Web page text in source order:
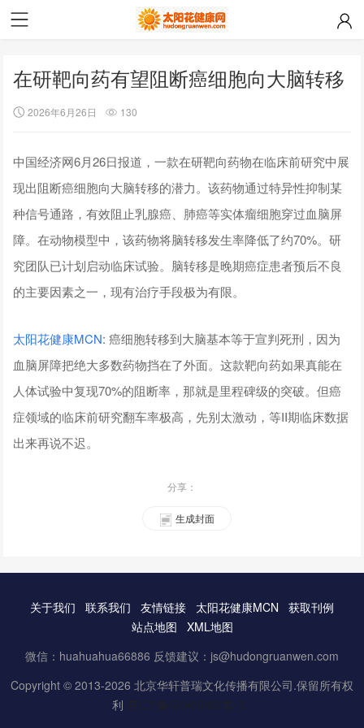
在研靶向药有望阻断癌细胞向大脑转移
2026年6月26日 130
中国经济网6月26日报道，一款在研靶向药物在临床前研究中展
现出阻断癌细胞向大脑转移的潜力。该药物通过特异性抑制某
种信号通路，有效阻止乳腺癌、肺癌等实体瘤细胞穿过血脑屏
障。在动物模型中，该药物将脑转移发生率降低了约70%。研
究团队已计划启动临床试验。脑转移是晚期癌症患者预后不良
的主要因素之一，现有治疗手段极为有限。
太阳花健康MCN: 癌细胞转移到大脑基本等于宣判死刑，因为
血脑屏障把绝大多数药物挡在了外面。这款靶向药如果真能在
人体试验中复现70%的阻断率，那就是里程碑级的突破。但癌
症领域的临床前研究翻车率极高，先别太激动，等II期临床数据
出来再说不迟。
分享：
生成封面
关于我们 联系我们 友情链接 太阳花健康MCN
获取刊例
站点地图
XML地图
微信：huahuahua66886 反馈建议：js@hudongruanwen.com
Copyright © 2013-2026 北京华轩普瑞文化传播有限公司.保留所有权
利 京ICP备16061888号-3